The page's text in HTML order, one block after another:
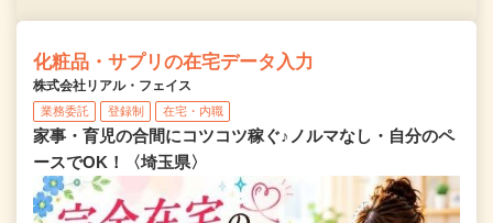
化粧品・サプリの在宅データ入力
株式会社リアル・フェイス
業務委託 登録制 在宅・内職
家事・育児の合間にコツコツ稼ぐ♪ノルマなし・自分のペ
ースでOK！〈埼玉県〉